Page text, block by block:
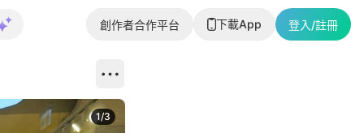
創作者合作平台 下載App 登入/註冊
1/3